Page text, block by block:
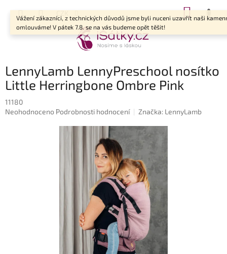
Vážení zákazníci, z technických důvodů jsme byli nuceni uzavřít naši
omlouváme! V pátek 7.8. se na vás budeme opět těšit!
CZK
KOŠÍK
LennyLamb LennyPreschool nosítko
Little Herringbone Ombre Pink
11180
Průměrné
Neohodnoceno Podrobnosti hodnocení Značka: LennyLamb